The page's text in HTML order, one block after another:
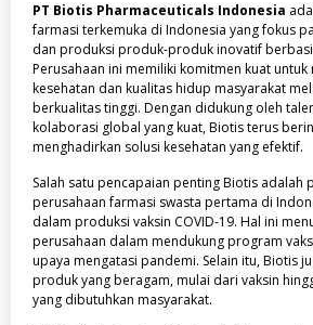
PT Biotis Pharmaceuticals Indonesia
farmasi terkemuka di Indonesia yang fokus
dan produksi produk-produk inovatif
Perusahaan ini memiliki komitmen kuat untuk
kesehatan dan kualitas hidup masyarakat
berkualitas tinggi. Dengan didukung oleh
kolaborasi global yang kuat, Biotis terus
menghadirkan solusi kesehatan yang efektif.
Salah satu pencapaian penting Biotis adalah
perusahaan farmasi swasta pertama di
dalam produksi vaksin COVID-19. Hal ini
perusahaan dalam mendukung program
upaya mengatasi pandemi. Selain itu, Biotis
produk yang beragam, mulai dari vaksin
yang dibutuhkan masyarakat.